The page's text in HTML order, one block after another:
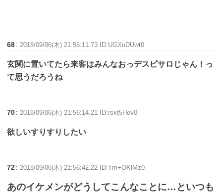
68 :2018/09/06(木) 21:56:11.73 ID:UGXuDUwt0
玄関に置いてたら来客はみんなおっデスピサロじゃん！っ
て思うだろうね
70 :2018/09/06(木) 21:56:14.21 ID:rsxt5Hev0
欲しいすりすりしたい
72 :2018/09/06(木) 21:56:42.22 ID:Tm+OKlMz0
あのイケメンがどうしてこんなことに…といつも